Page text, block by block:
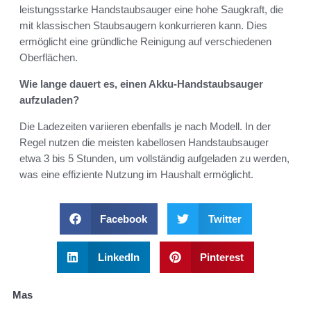
leistungsstarke Handstaubsauger eine hohe Saugkraft, die
mit klassischen Staubsaugern konkurrieren kann. Dies
ermöglicht eine gründliche Reinigung auf verschiedenen
Oberflächen.
Wie lange dauert es, einen Akku-Handstaubsauger
aufzuladen?
Die Ladezeiten variieren ebenfalls je nach Modell. In der
Regel nutzen die meisten kabellosen Handstaubsauger
etwa 3 bis 5 Stunden, um vollständig aufgeladen zu werden,
was eine effiziente Nutzung im Haushalt ermöglicht.
Facebook Twitter
LinkedIn Pinterest
Mas